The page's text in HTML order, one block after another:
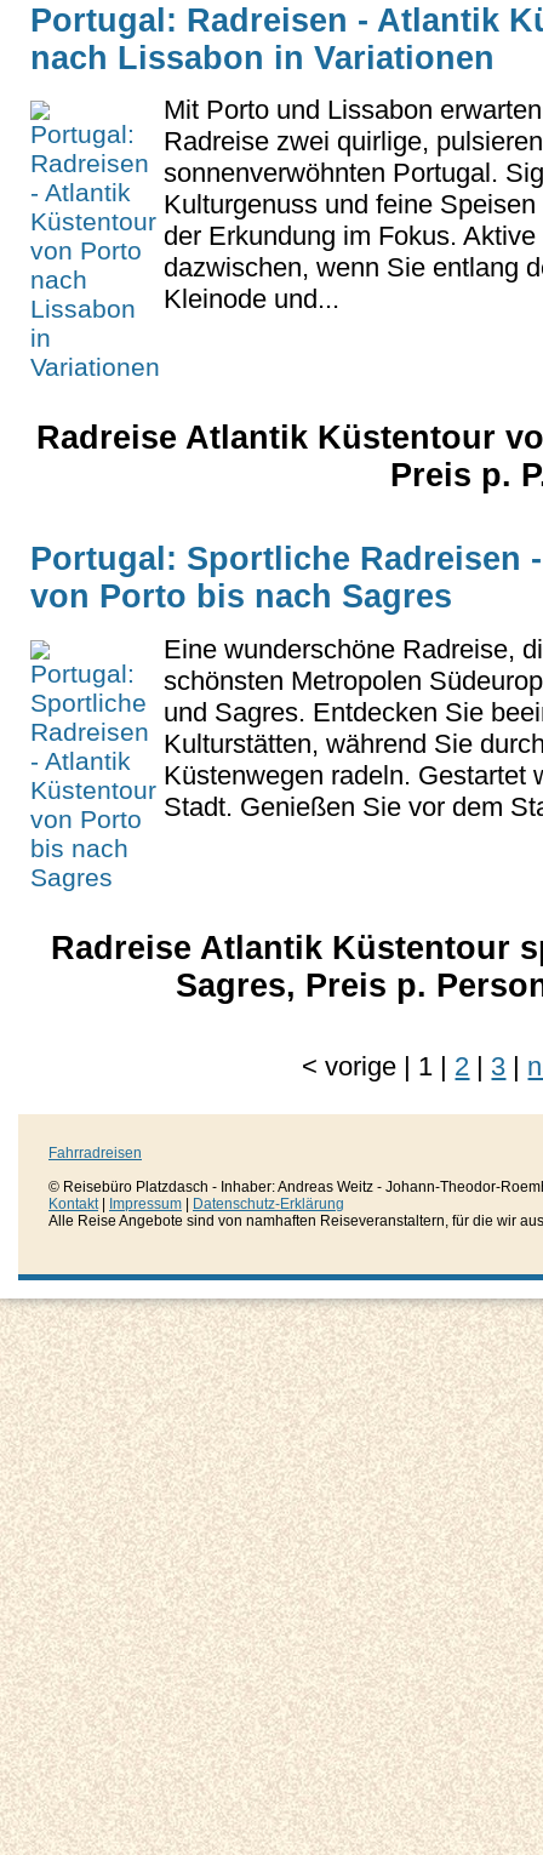
Portugal: Radreisen - Atlantik
nach Lissabon in Variationen
Mit Porto und Lissabon
Radreise zwei quirlige,
sonnenverwöhnten Portugal.
Kulturgenuss und feine
der Erkundung im Fokus.
dazwischen, wenn Sie entlang
Kleinode und...
Radreise Atlantik Küstentour
Preis p.
Portugal: Sportliche Radreisen
von Porto bis nach Sagres
Eine wunderschöne Radreise,
schönsten Metropolen
und Sagres. Entdecken Sie
Kulturstätten, während Sie
Küstenwegen radeln. Gestartet
Stadt. Genießen Sie vor dem
Radreise Atlantik Küstentour
Sagres, Preis p.
<vorige | 1 | 2 | 3 |
Fahrradreisen
© Reisebüro Platzdasch - Inhaber: Andreas Weitz - Johann-Theodor-
Kontakt| Impressum
Datenschutz-Erklärung
Alle Reise Angebote sind von namhaften Reiseveranstaltern, für die wir